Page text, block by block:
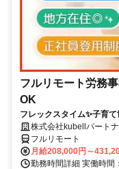
フルリモート労務
OK
フレックスタイム✨子育
株式会社kubellパート
フルリモート
月給208,000円～
勤務時間詳細 実働時間